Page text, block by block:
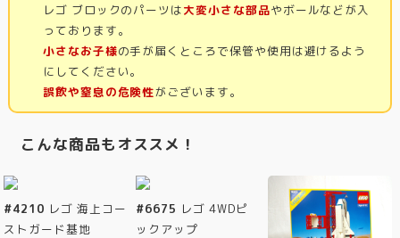
レゴ ブロックのパーツは大変小さな部品やボールなどが入
っております。
小さなお子様の手が届くところで保管や使用は避けるよう
にしてください。
誤飲や窒息の危険性がございます。
こんな商品もオススメ！
#4210 レゴ 海上コー
ストガード基地
#6675 レゴ 4WDピ
ックアップ